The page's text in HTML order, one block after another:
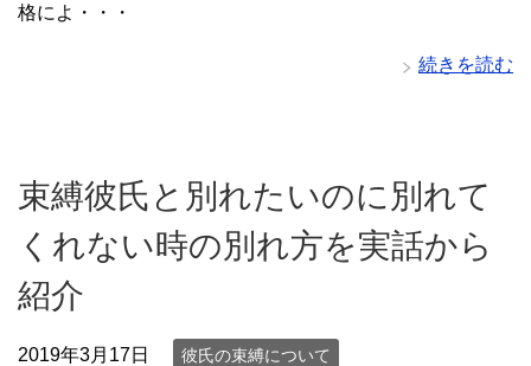
格によ・・・
続きを読む
束縛彼氏と別れたいのに別れて
くれない時の別れ方を実話から
紹介
2019年3月17日 彼氏の束縛について